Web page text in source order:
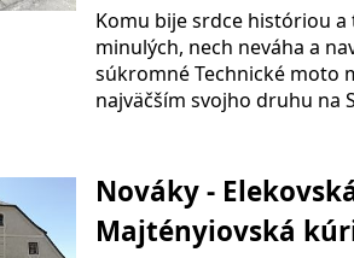
Komu bije srdce históriou a
minulých, nech neváha a
súkromné Technické moto
najväčším svojho druhu na
Nováky -
Majtényiovská